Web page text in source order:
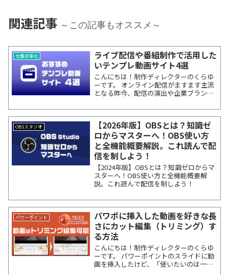
関連記事 ～この記事もオススメ～
仕事効率化
ライブ配信や番組制作で活用した
いテンプレ動画サイト4選
こんにちは！制作ディレクターのくらゆ
ーです。 オンライン配信がますます主流
となる昨今、配信の演出や企業ブランデ
動画を活用するニーズが高まっていま
す。待機画面、オープニング、幕間（ま
くあい）、コーナ...
OBSスタジオ
【2026年版】OBSとは？知識ゼ
ロからマスターへ！OBS使い方
と全機能概要解説。これ読んで配
信を制しよう！
【2024年版】OBSとは？知識ゼロからマ
スターへ！OBS使い方と全機能概要解
説。これ読んで配信を制しよう！
パワーポイント
パワポに挿入した動画を好きな長
さにカット編集（トリミング）す
る方法
こんにちは！制作ディレクターのくらゆ
ーです。 パワーポイントのスライドに動
画を挿入したけど、「使いたいのは一部